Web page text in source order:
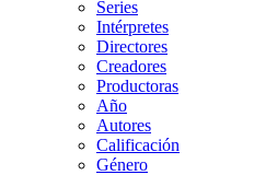
Series
Intérpretes
Directores
Creadores
Productoras
Año
Autores
Calificación
Género